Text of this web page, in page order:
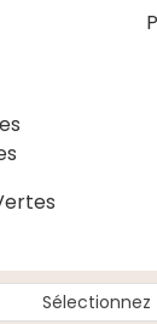
Sélectionnez